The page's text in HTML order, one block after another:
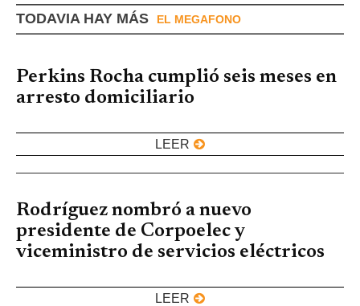
TODAVIA HAY MÁS EL MEGAFONO
Perkins Rocha cumplió seis meses en
arresto domiciliario
LEER
Rodríguez nombró a nuevo
presidente de Corpoelec y
viceministro de servicios eléctricos
LEER